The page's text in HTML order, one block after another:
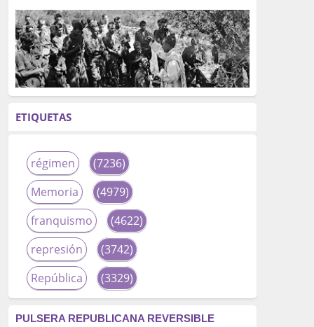
ETIQUETAS
régimen
(7236)
Memoria
(4979)
franquismo
(4622)
represión
(3742)
República
(3329)
PULSERA REPUBLICANA REVERSIBLE